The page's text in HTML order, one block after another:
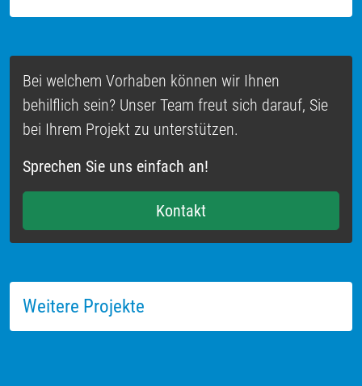
Bei welchem Vorhaben können wir Ihnen
behilflich sein? Unser Team freut sich darauf, Sie
bei Ihrem Projekt zu unterstützen.
Sprechen Sie uns einfach an!
Kontakt
Weitere Projekte